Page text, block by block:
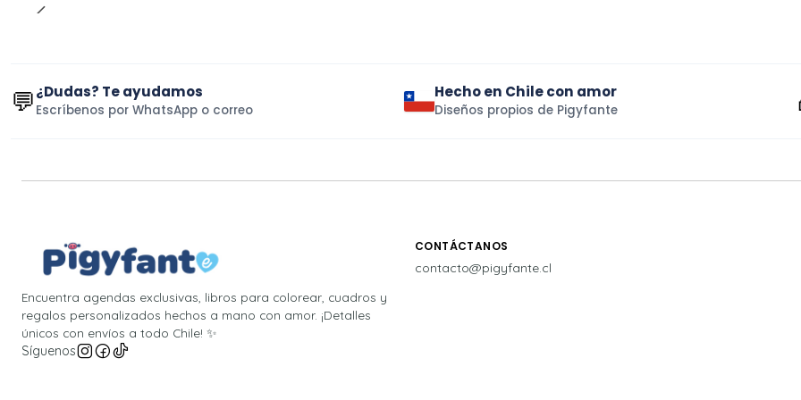
💬¿Dudas? Te ayudamos
Escríbenos por WhatsApp o correo
Hecho en Chile con amor
Diseños propios de Pigyfante
Encuentra agendas exclusivas, libros para colorear, cuadros y
regalos personalizados hechos a mano con amor. ¡Detalles
únicos con envíos a todo Chile! ✨
Síguenos
CONTÁCTANOS
contacto@pigyfante.cl